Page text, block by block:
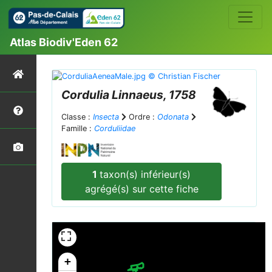
Atlas Biodiv'Eden 62
CorduliaLinnaeus, 1758
Classe : Insecta Ordre : Odonata
Famille : Corduliidae
1taxon(s) inférieur(s)
agrégé(s) sur cette fiche
+